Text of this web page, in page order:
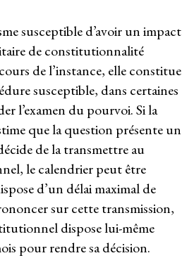
susceptible d’avoir un impact
de constitutionnalité
de l’instance, elle constitue
susceptible, dans certaines
l’examen du pourvoi. Si la
que la question présente un
de la transmettre au
le calendrier peut être
d’un délai maximal de
sur cette transmission,
dispose lui-même
pour rendre sa décision.